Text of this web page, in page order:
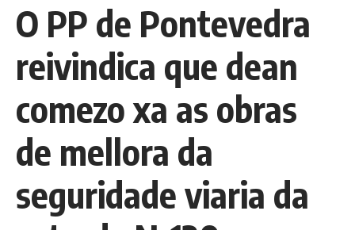
O PP de Pontevedra
reivindica que dean
comezo xa as obras
de mellora da
seguridade viaria da